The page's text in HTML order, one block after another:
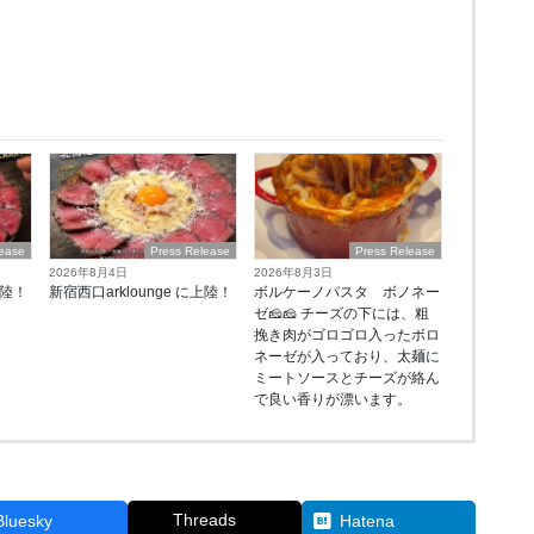
！
Press Release
2026年8月4日
新宿西口arklounge に上陸！
Press Release
2026年8月3日
ボルケーノパスタ ボノネー
ゼ🧀🧀 チーズの下には、粗
挽き肉がゴロゴロ入ったボロ
ネーゼが入っており、太麺に
ミートソースとチーズが絡ん
で良い香りが漂います。
Threads Hatena